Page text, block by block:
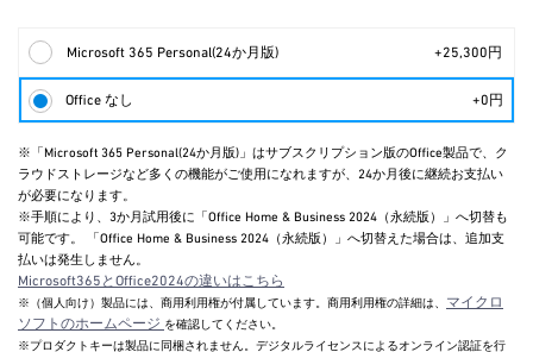
Microsoft 365 Personal(24か月版) +25,300円
Office なし +0円
※「Microsoft 365 Personal(24か月版)」はサブスクリプション版のOffice製品で、ク
ラウドストレージなど多くの機能がご使用になれますが、24か月後に継続お支払い
が必要になります。
※手順により、3か月試用後に「Office Home & Business 2024（永続版）」へ切替も
可能です。 「Office Home & Business 2024（永続版）」へ切替えた場合は、追加支
払いは発生しません。
Microsoft365とOffice2024の違いはこちら
※（個人向け）製品には、商用利用権が付属しています。商用利用権の詳細は、 マイクロ
ソフトのホームページ を確認してください。
※プロダクトキーは製品に同梱されません。デジタルライセンスによるオンライン認証を行